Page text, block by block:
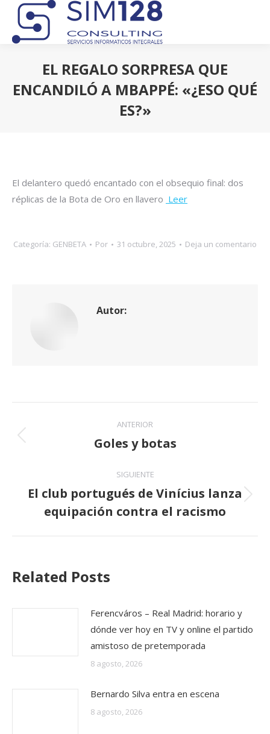
EL REGALO SORPRESA QUE
ENCANDILÓ A MBAPPÉ: «¿ESO QUÉ
ES?»
El delantero quedó encantado con el obsequio final: dos
réplicas de la Bota de Oro en llavero Leer
Categoría: GENBETA Por 31 octubre, 2025 Deja un comentario
Autor:
Navegación
entre
publicaciones
ANTERIOR
Publicación
Goles y botas
SIGUIENTE
Publicación
siguiente:
El club portugués de Vinícius lanza
equipación contra el racismo
Related Posts
Ferencváros – Real Madrid: horario y
dónde ver hoy en TV y online el partido
amistoso de pretemporada
8 agosto, 2026
Bernardo Silva entra en escena
8 agosto, 2026